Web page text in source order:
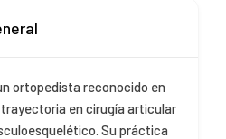
ortopedista reconocido en
en cirugía articular
Su práctica